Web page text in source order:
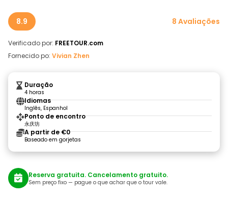
8.9 8 Avaliações
Verificado por: FREETOUR.com
Fornecido po: Vivian Zhen
Duração
4 horas
Idiomas
Inglês, Espanhol
Ponto de encontro
永庆坊
A partir de €0
Baseado em gorjetas
Reserva gratuita. Cancelamento gratuito.
Sem preço fixo — pague o que achar que o tour vale.